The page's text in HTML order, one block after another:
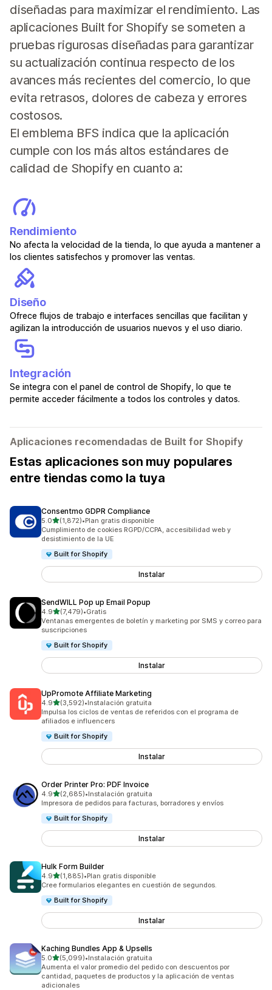
diseñadas para maximizar el rendimiento. Las
aplicaciones Built for Shopify se someten a
pruebas rigurosas diseñadas para garantizar
su actualización continua respecto de los
avances más recientes del comercio, lo que
evita retrasos, dolores de cabeza y errores
costosos.
El emblema BFS indica que la aplicación
cumple con los más altos estándares de
calidad de Shopify en cuanto a:
Rendimiento
No afecta la velocidad de la tienda, lo que ayuda a mantener a
los clientes satisfechos y promover las ventas.
Diseño
Ofrece flujos de trabajo e interfaces sencillas que facilitan y
agilizan la introducción de usuarios nuevos y el uso diario.
Integración
Se integra con el panel de control de Shopify, lo que te
permite acceder fácilmente a todos los controles y datos.
Aplicaciones recomendadas de Built for Shopify
Estas aplicaciones son muy populares
entre tiendas como la tuya
Consentmo GDPR Compliance
5.0de 5 estrellas
(1,872)
1872 reseñas en total
•Plan gratis disponible
Cumplimiento de cookies RGPD/CCPA, accesibilidad web y
desistimiento de la UE
Built for Shopify
Instalar
SendWILL Pop up Email Popup
4.9de 5 estrellas
(7,479)
7479 reseñas en total
•Gratis
Ventanas emergentes de boletín y marketing por SMS y correo para
suscripciones
Built for Shopify
Instalar
UpPromote Affiliate Marketing
4.9de 5 estrellas
(3,592)
3592 reseñas en total
•Instalación gratuita
Impulsa los ciclos de ventas de referidos con el programa de
afiliados e influencers
Built for Shopify
Instalar
Order Printer Pro: PDF Invoice
4.9de 5 estrellas
(2,685)
2685 reseñas en total
•Instalación gratuita
Impresora de pedidos para facturas, borradores y envíos
Built for Shopify
Instalar
Hulk Form Builder
4.9de 5 estrellas
(1,885)
1885 reseñas en total
•Plan gratis disponible
Cree formularios elegantes en cuestión de segundos.
Built for Shopify
Instalar
Kaching Bundles App & Upsells
5.0de 5 estrellas
(5,099)
5099 reseñas en total
•Instalación gratuita
Aumenta el valor promedio del pedido con descuentos por
cantidad, paquetes de productos y la aplicación de ventas
adicionales